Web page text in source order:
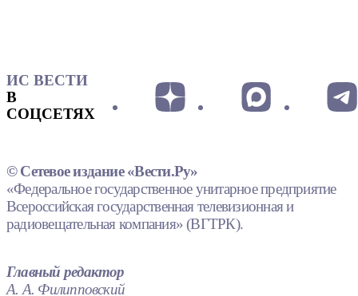
ИС ВЕСТИ
В
СОЦСЕТЯХ
© Сетевое издание «Вести.Ру»
«Федеральное государственное унитарное предприятие
Всероссийская государственная телевизионная и
радиовещательная компания» (ВГТРК).
Главный редактор
А. А. Филипповский